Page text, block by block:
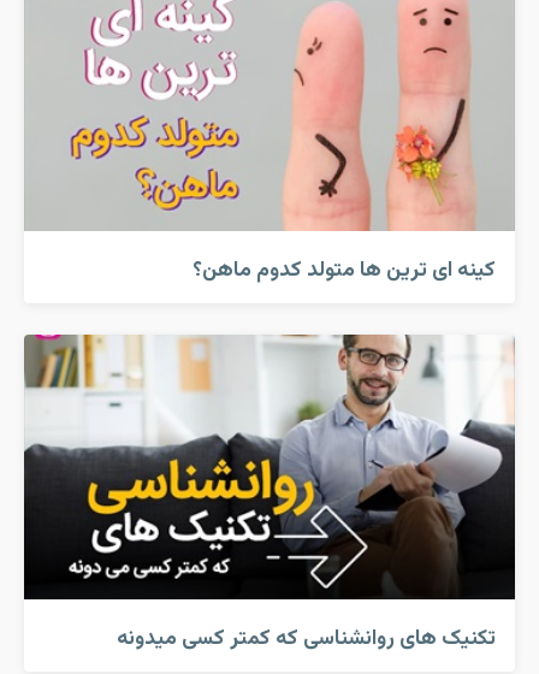
کینه ای ترین ها متولد کدوم ماهن؟
تکنیک های روانشناسی که کمتر کسی میدونه